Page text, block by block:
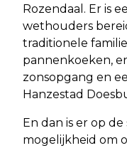
Rozendaal. Er is
wethouders
traditionele
pannenkoeken,
zonsopgang en
Hanzestad
En dan is er op
mogelijkheid om